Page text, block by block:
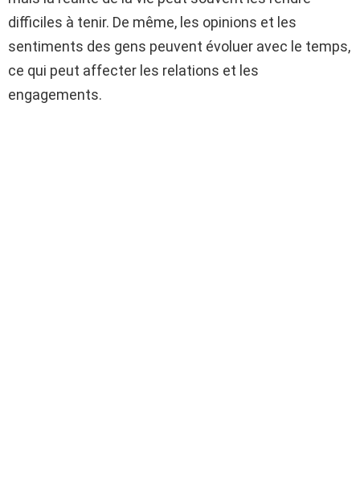
difficiles à tenir. De même, les opinions et les
sentiments des gens peuvent évoluer avec le temps,
ce qui peut affecter les relations et les
engagements.